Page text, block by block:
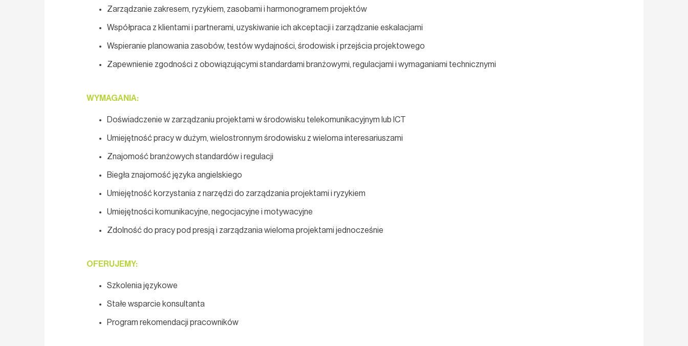
Zarządzanie zakresem, ryzykiem, zasobami i harmonogramem projektów
Współpraca z klientami i partnerami, uzyskiwanie ich akceptacji i zarządzanie eskalacjami
Wspieranie planowania zasobów, testów wydajności, środowisk i przejścia projektowego
Zapewnienie zgodności z obowiązującymi standardami branżowymi, regulacjami i wymaganiami technicznymi
WYMAGANIA:
Doświadczenie w zarządzaniu projektami w środowisku telekomunikacyjnym lub ICT
Umiejętność pracy w dużym, wielostronnym środowisku z wieloma interesariuszami
Znajomość branżowych standardów i regulacji
Biegła znajomość języka angielskiego
Umiejętność korzystania z narzędzi do zarządzania projektami i ryzykiem
Umiejętności komunikacyjne, negocjacyjne i motywacyjne
Zdolność do pracy pod presją i zarządzania wieloma projektami jednocześnie
OFERUJEMY:
Szkolenia językowe
Stałe wsparcie konsultanta
Program rekomendacji pracowników